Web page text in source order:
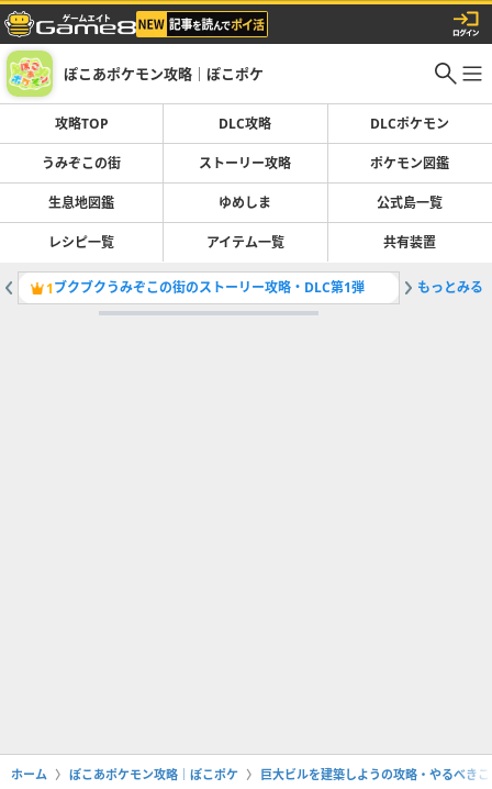
ぽこあポケモン攻略｜ぽこポケ
攻略TOP DLC攻略 DLCポケモン
うみぞこの街 ストーリー攻略 ポケモン図鑑
生息地図鑑 ゆめしま 公式島一覧
レシピ一覧 アイテム一覧 共有装置
1ブクブクうみぞこの街のストーリー攻略・DLC第1弾 2生息地
もっとみる
ホーム ぽこあポケモン攻略｜ぽこポケ 巨大ビルを建築しようの攻略・やるべき